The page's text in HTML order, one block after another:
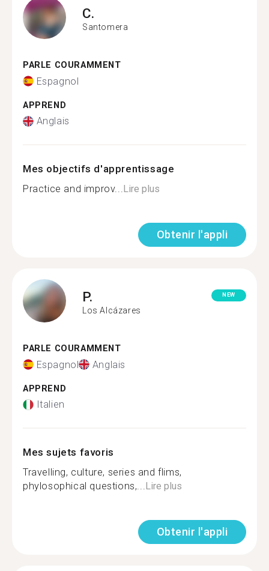
C.
Santomera
PARLE COURAMMENT
Espagnol
APPREND
Anglais
Mes objectifs d'apprentissage
Practice and improv...Lire plus
Obtenir l'appli
P.
Los Alcázares
NEW
PARLE COURAMMENT
Espagnol Anglais
APPREND
Italien
Mes sujets favoris
Travelling, culture, series and flims,
phylosophical questions,...Lire plus
Obtenir l'appli